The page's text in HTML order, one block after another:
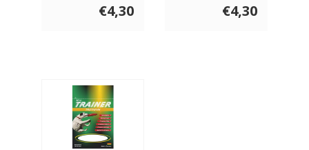
€4,30 €4,30